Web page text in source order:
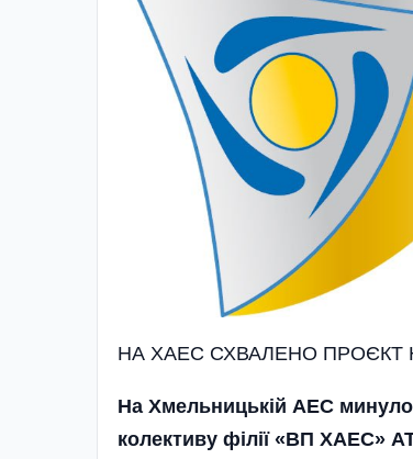
НА ХАЕС СХВАЛЕНО
На Хмельницькій АЕС
колективу філії «ВП ХАЕС»